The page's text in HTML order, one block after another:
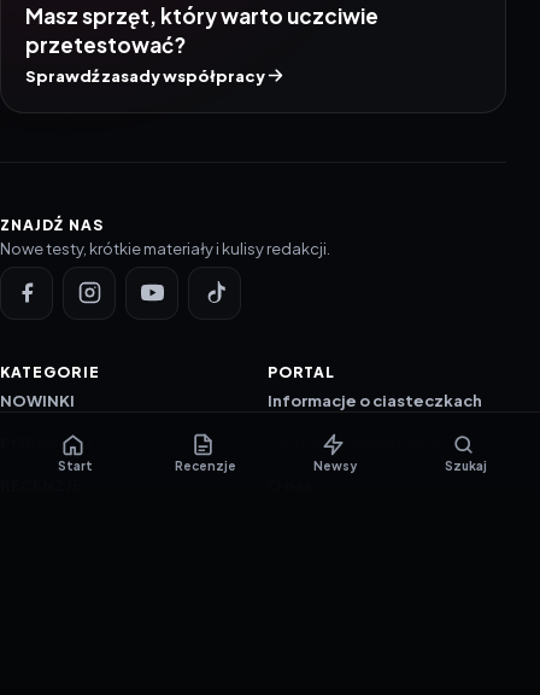
Masz sprzęt, który warto uczciwie
przetestować?
Sprawdź zasady współpracy
ZNAJDŹ NAS
Nowe testy, krótkie materiały i kulisy redakcji.
KATEGORIE
NOWINKI
PORADNIKI
PORTAL
Informacje o ciasteczkach
Polityka prywatności
Start Recenzje Newsy Szukaj